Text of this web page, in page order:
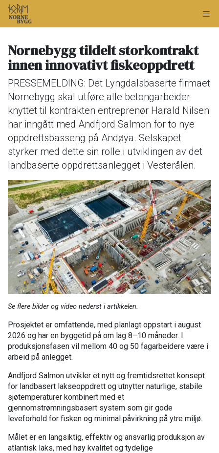
Nornebygg tildelt storkontrakt
innen innovativt fiskeoppdrett
PRESSEMELDING: Det Lyngdalsbaserte firmaet
Nornebygg skal utføre alle betongarbeider
knyttet til kontrakten entreprenør Harald Nilsen
har inngått med Andfjord Salmon for to nye
oppdrettsbasseng på Andøya. Selskapet
styrker med dette sin rolle i utviklingen av det
landbaserte oppdrettsanlegget i Vesterålen.
Se flere bilder og video nederst i artikkelen.
Prosjektet er omfattende, med planlagt oppstart i august
2026 og har en byggetid på om lag 8–10 måneder. I
produksjonsfasen vil mellom 40 og 50 fagarbeidere være i
arbeid på anlegget.
Andfjord Salmon utvikler et nytt og fremtidsrettet konsept
for landbasert lakseoppdrett og utnytter naturlige, stabile
sjøtemperaturer kombinert med et
gjennomstrømningsbasert system som gir gode
leveforhold for fisken og minimal påvirkning på ytre miljø.
Målet er en langsiktig, effektiv og ansvarlig produksjon av
atlantisk laks, med høy kvalitet og tydelige